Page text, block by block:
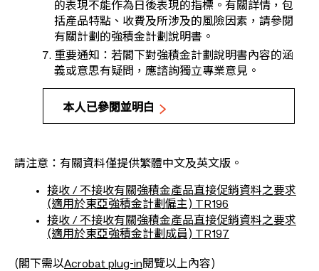
的表現不能作為日後表現的指標。有關詳情，包
括產品特點、收費及所涉及的風險因素，請參閱
有關計劃的強積金計劃說明書。
重要通知：若閣下對強積金計劃說明書內容的涵
義或意思有疑問，應諮詢獨立專業意見。
本人已參閱並明白
請注意：有關資料僅提供繁體中文及英文版。
接收 / 不接收有關強積金產品直接促銷資料之要求
(適用於東亞強積金計劃僱主) TR196
接收 / 不接收有關強積金產品直接促銷資料之要求
(適用於東亞強積金計劃成員) TR197
(閣下需以Acrobat plug-in閱覽以上內容)